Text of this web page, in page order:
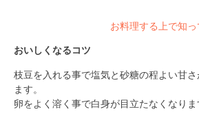
お料理する上で知
おいしくなるコツ
枝豆を入れる事で塩気と砂糖の程よい甘
ます。
卵をよく溶く事で白身が目立たなくなりま